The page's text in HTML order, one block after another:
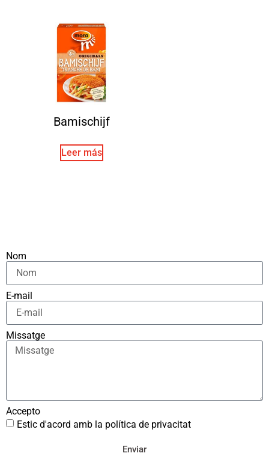
Bamischijf
Leer más
Nom
E-mail
Missatge
Accepto
Estic d'acord amb la política de privacitat
Enviar